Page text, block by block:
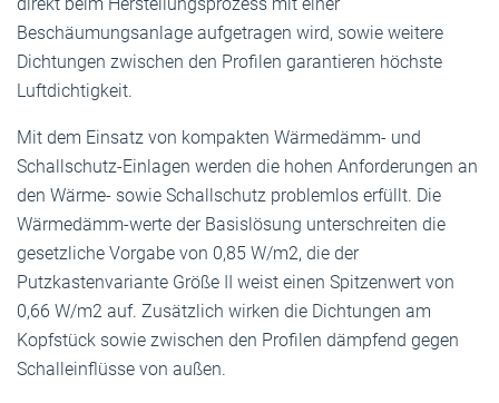
Beschäumungsanlage aufgetragen wird, sowie weitere
Dichtungen zwischen den Profilen garantieren höchste
Luftdichtigkeit.
Mit dem Einsatz von kompakten Wärmedämm- und
Schallschutz-Einlagen werden die hohen Anforderungen an
den Wärme- sowie Schallschutz problemlos erfüllt. Die
Wärmedämm-werte der Basislösung unterschreiten die
gesetzliche Vorgabe von 0,85 W/m2, die der
Putzkastenvariante Größe II weist einen Spitzenwert von
0,66 W/m2 auf. Zusätzlich wirken die Dichtungen am
Kopfstück sowie zwischen den Profilen dämpfend gegen
Schalleinflüsse von außen.